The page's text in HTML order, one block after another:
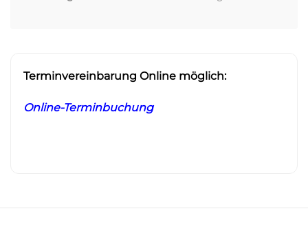
Terminvereinbarung Online möglich:
Online-Terminbuchung